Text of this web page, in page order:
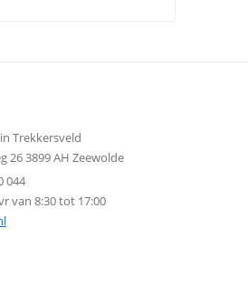
Trekkersveld
26 3899 AH Zeewolde
044
van 8:30 tot 17:00